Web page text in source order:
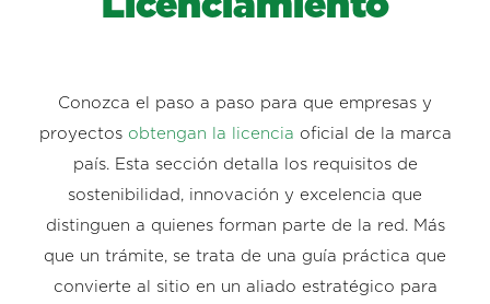
Conozca el paso a paso para que empresas y
proyectos obtengan la licencia oficial de la marca
país. Esta sección detalla los requisitos de
sostenibilidad, innovación y excelencia que
distinguen a quienes forman parte de la red. Más
que un trámite, se trata de una guía práctica que
convierte al sitio en un aliado estratégico para